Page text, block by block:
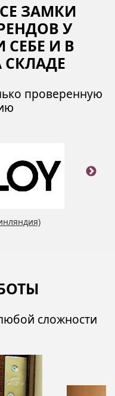
ЗАМКИ
У
СЕБЕ И В
проверенную
сложности